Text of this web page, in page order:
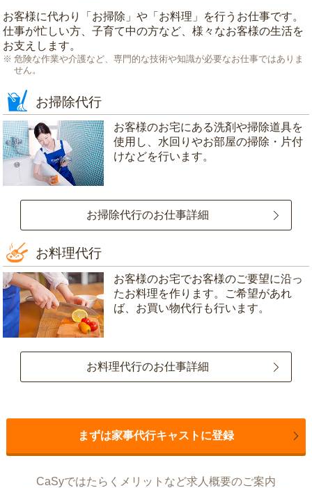
お客様に代わり「 お掃除 」や「 お料理 」を行うお仕事です。
仕事が忙しい方、子育て中の方など、様々なお客様の生活を
お支えします。
危険な作業や介護など、専門的な技術や知識が必要なお仕事ではありま
せん。
お掃除代行
お客様のお宅にある洗剤や掃除道具を
使用し、水回りやお部屋の掃除・片付
けなどを行います。
お掃除代行のお仕事詳細
お料理代行
お客様のお宅でお客様のご要望に沿っ
たお料理を作ります。ご希望があれ
ば、お買い物代行も行います。
お料理代行のお仕事詳細
まずは家事代行キャストに登録
CaSyではたらくメリットなど求人概要のご案内